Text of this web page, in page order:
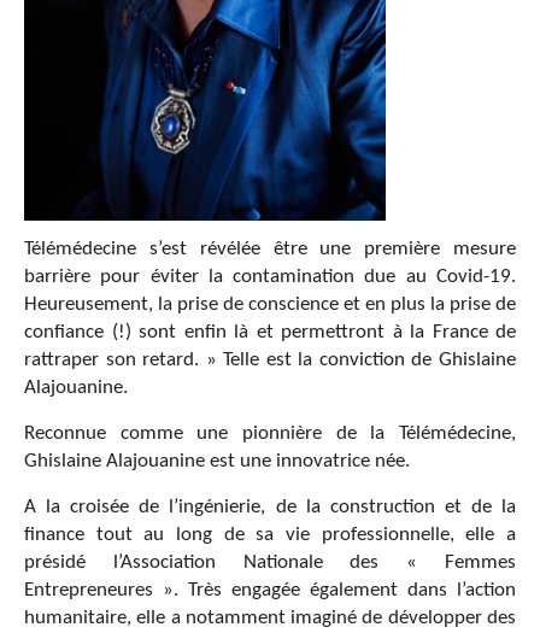
Télémédecine s’est révélée être une première mesure
barrière pour éviter la contamination due au Covid-19.
Heureusement, la prise de conscience et en plus la prise de
confiance (!) sont enfin là et permettront à la France de
rattraper son retard. » Telle est la conviction de Ghislaine
Alajouanine.
Reconnue comme une pionnière de la Télémédecine,
Ghislaine Alajouanine est une innovatrice née.
A la croisée de l’ingénierie, de la construction et de la
finance tout au long de sa vie professionnelle, elle a
présidé l’Association Nationale des « Femmes
Entrepreneures ». Très engagée également dans l’action
humanitaire, elle a notamment imaginé de développer des